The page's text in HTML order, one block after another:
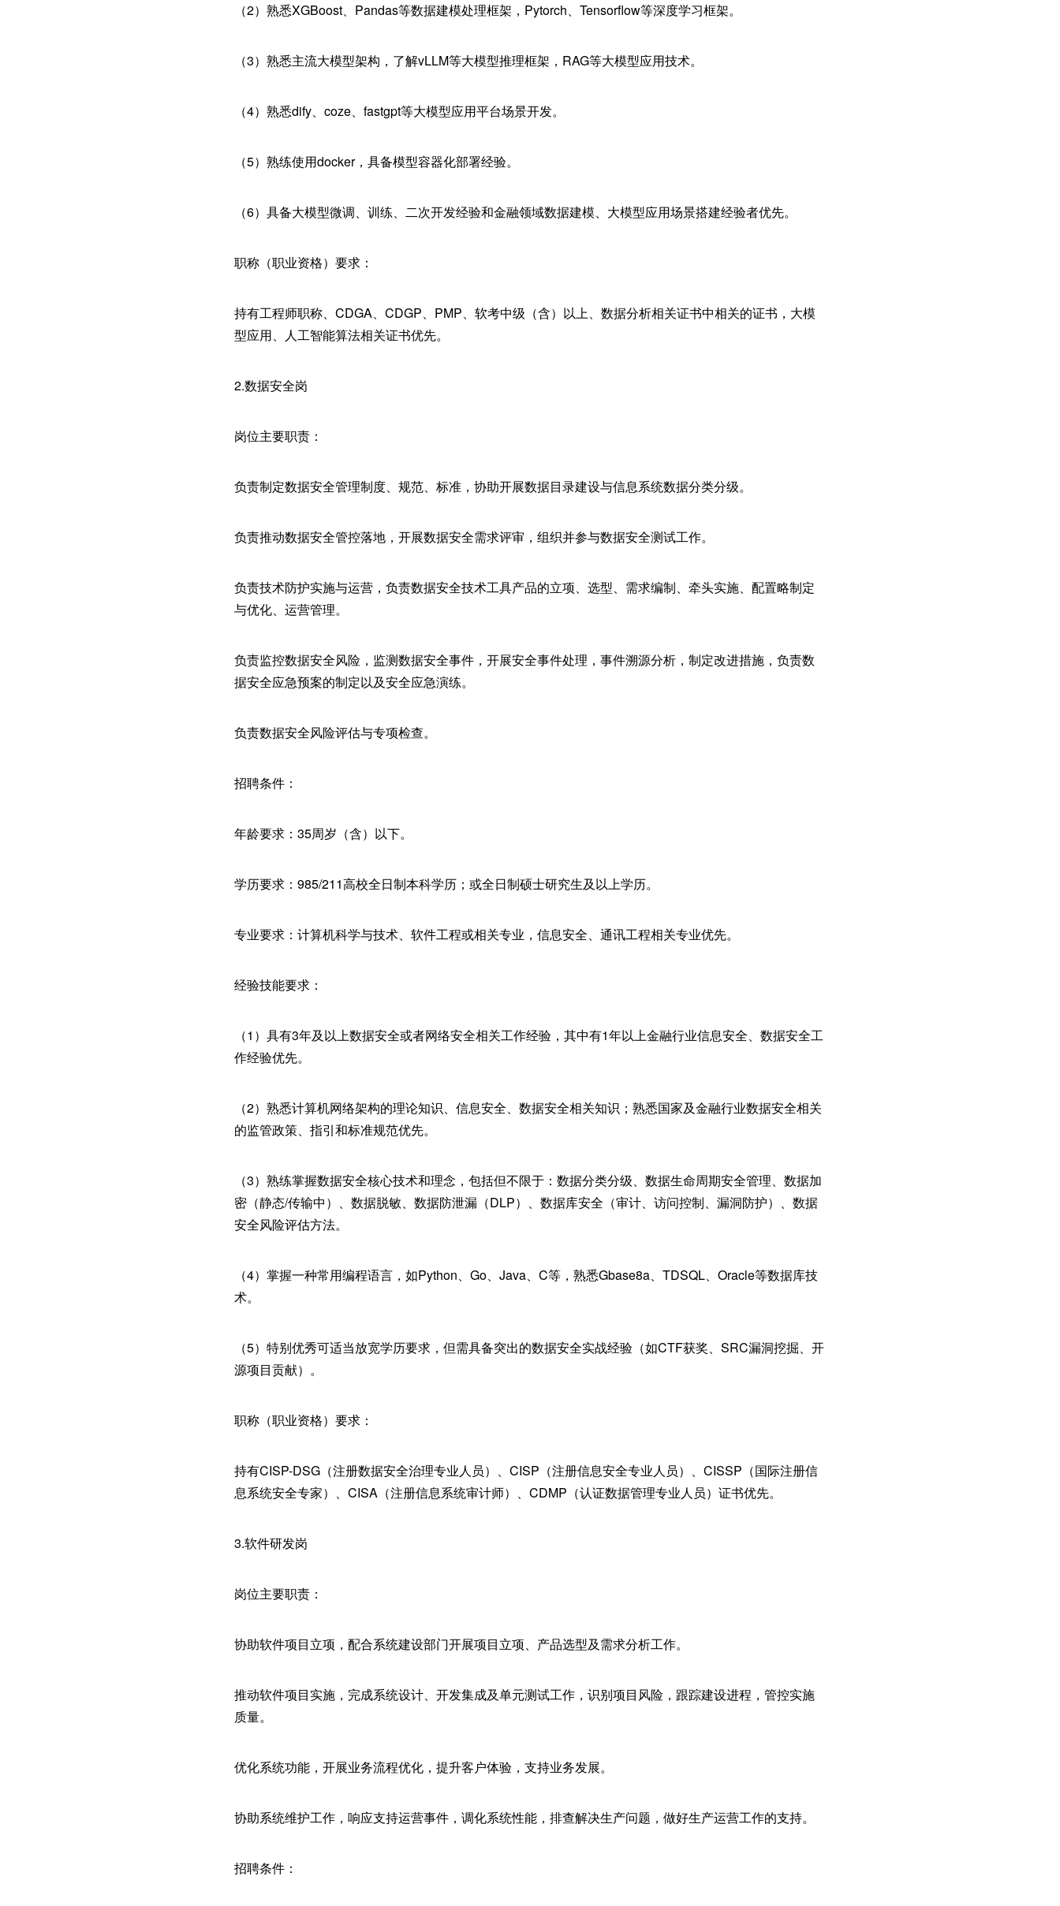
（2）熟悉XGBoost、Pandas等数据建模处理框架，Pytorch、Tensorflow等深度学习框架。
（3）熟悉主流大模型架构，了解vLLM等大模型推理框架，RAG等大模型应用技术。
（4）熟悉dify、coze、fastgpt等大模型应用平台场景开发。
（5）熟练使用docker，具备模型容器化部署经验。
（6）具备大模型微调、训练、二次开发经验和金融领域数据建模、大模型应用场景搭建经验者优先。
职称（职业资格）要求：
持有工程师职称、CDGA、CDGP、PMP、软考中级（含）以上、数据分析相关证书中相关的证书，大模
型应用、人工智能算法相关证书优先。
2.数据安全岗
岗位主要职责：
负责制定数据安全管理制度、规范、标准，协助开展数据目录建设与信息系统数据分类分级。
负责推动数据安全管控落地，开展数据安全需求评审，组织并参与数据安全测试工作。
负责技术防护实施与运营，负责数据安全技术工具产品的立项、选型、需求编制、牵头实施、配置略制定
与优化、运营管理。
负责监控数据安全风险，监测数据安全事件，开展安全事件处理，事件溯源分析，制定改进措施，负责数
据安全应急预案的制定以及安全应急演练。
负责数据安全风险评估与专项检查。
招聘条件：
年龄要求：35周岁（含）以下。
学历要求：985/211高校全日制本科学历；或全日制硕士研究生及以上学历。
专业要求：计算机科学与技术、软件工程或相关专业，信息安全、通讯工程相关专业优先。
经验技能要求：
（1）具有3年及以上数据安全或者网络安全相关工作经验，其中有1年以上金融行业信息安全、数据安全工
作经验优先。
（2）熟悉计算机网络架构的理论知识、信息安全、数据安全相关知识；熟悉国家及金融行业数据安全相关
的监管政策、指引和标准规范优先。
（3）熟练掌握数据安全核心技术和理念，包括但不限于：数据分类分级、数据生命周期安全管理、数据加
密（静态/传输中）、数据脱敏、数据防泄漏（DLP）、数据库安全（审计、访问控制、漏洞防护）、数据
安全风险评估方法。
（4）掌握一种常用编程语言，如Python、Go、Java、C等，熟悉Gbase8a、TDSQL、Oracle等数据库技
术。
（5）特别优秀可适当放宽学历要求，但需具备突出的数据安全实战经验（如CTF获奖、SRC漏洞挖掘、开
源项目贡献）。
职称（职业资格）要求：
持有CISP-DSG（注册数据安全治理专业人员）、CISP（注册信息安全专业人员）、CISSP（国际注册信
息系统安全专家）、CISA（注册信息系统审计师）、CDMP（认证数据管理专业人员）证书优先。
3.软件研发岗
岗位主要职责：
协助软件项目立项，配合系统建设部门开展项目立项、产品选型及需求分析工作。
推动软件项目实施，完成系统设计、开发集成及单元测试工作，识别项目风险，跟踪建设进程，管控实施
质量。
优化系统功能，开展业务流程优化，提升客户体验，支持业务发展。
协助系统维护工作，响应支持运营事件，调化系统性能，排查解决生产问题，做好生产运营工作的支持。
招聘条件：